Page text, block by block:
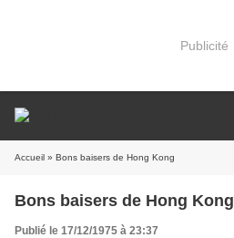
Publicité
Accueil » Bons baisers de Hong Kong
Bons baisers de Hong Kong
Publié le 17/12/1975 à 23:37